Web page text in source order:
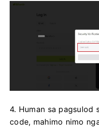
4. Human sa
code, mahimo nimo